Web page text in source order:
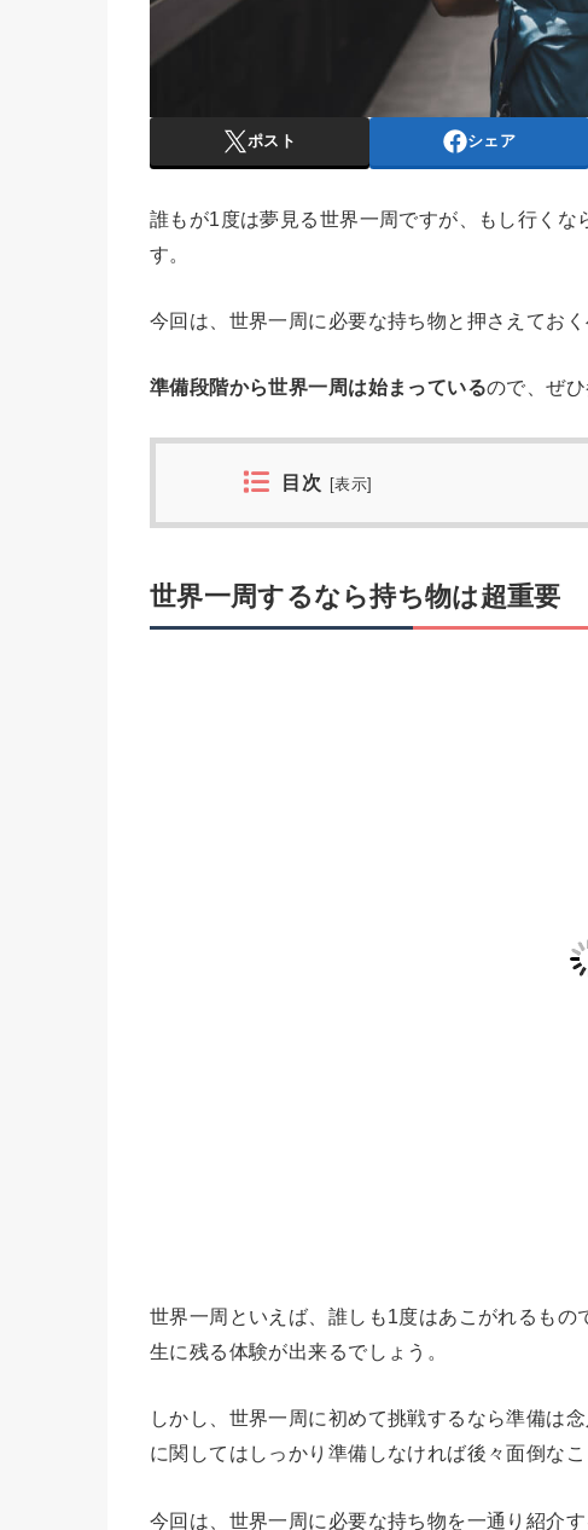
ポスト シェア
誰もが1度は夢見る世界一周ですが、もし行く
す。
今回は、世界一周に必要な持ち物と押さえてお
準備段階から世界一周は始まっているので、ぜ
目次 [表示]
世界一周するなら持ち物は超重要
世界一周といえば、誰しも1度はあこがれるも
生に残る体験が出来るでしょう。
しかし、世界一周に初めて挑戦するなら準備は
に関してはしっかり準備しなければ後々面倒なこ
今回は、世界一周に必要な持ち物を一通り紹介